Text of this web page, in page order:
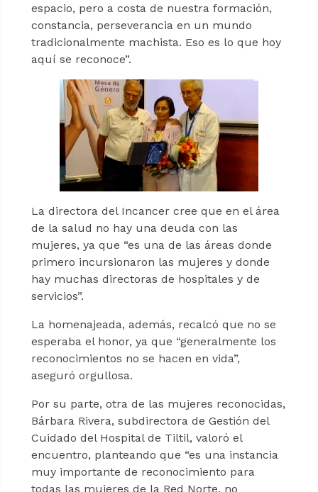
espacio, pero a costa de nuestra formación,
constancia, perseverancia en un mundo
tradicionalmente machista. Eso es lo que hoy
aquí se reconoce”.
La directora del Incancer cree que en el área
de la salud no hay una deuda con las
mujeres, ya que “es una de las áreas donde
primero incursionaron las mujeres y donde
hay muchas directoras de hospitales y de
servicios”.
La homenajeada, además, recalcó que no se
esperaba el honor, ya que “generalmente los
reconocimientos no se hacen en vida”,
aseguró orgullosa.
Por su parte, otra de las mujeres reconocidas,
Bárbara Rivera, subdirectora de Gestión del
Cuidado del Hospital de Tiltil, valoró el
encuentro, planteando que “es una instancia
muy importante de reconocimiento para
todas las mujeres de la Red Norte, no